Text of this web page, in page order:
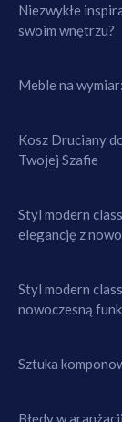
Niezwykłe
swoim wnętrzu?
Meble na
Kosz Druciany
Twojej Szafie
Styl modern
elegancję z
Styl modern
nowoczesną
Sztuka
Błędy w